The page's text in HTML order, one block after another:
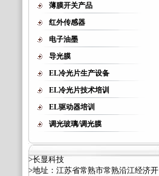
薄膜开关产品
红外传感器
电子油墨
导光膜
EL冷光片生产设备
EL冷光片技术培训
EL驱动器培训
调光玻璃/调光膜
>长显科技
>地址：江苏省常熟市常熟沿江经济开